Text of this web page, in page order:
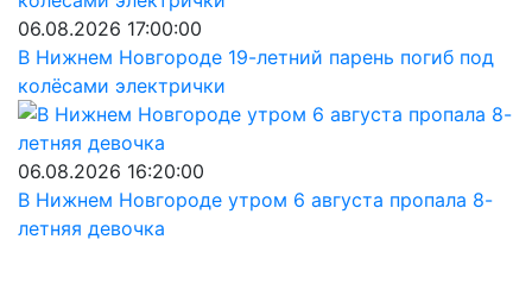
06.08.2026 17:00:00
В Нижнем Новгороде 19-летний парень погиб под
колёсами электрички
06.08.2026 16:20:00
В Нижнем Новгороде утром 6 августа пропала 8-
летняя девочка